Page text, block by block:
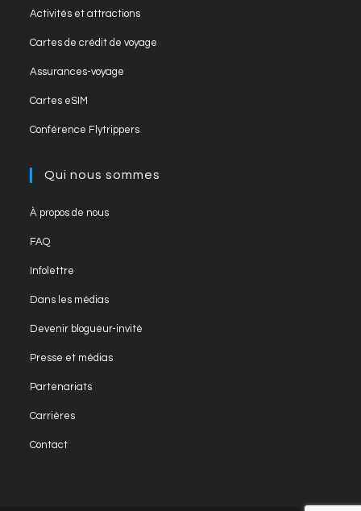
Activités et attractions
Cartes de crédit de voyage
Assurances-voyage
Cartes eSIM
Conférence Flytrippers
Qui nous sommes
À propos de nous
FAQ
Infolettre
Dans les médias
Devenir blogueur-invité
Presse et médias
Partenariats
Carrières
Contact